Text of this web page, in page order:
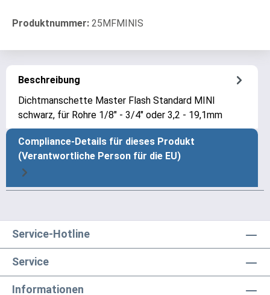
Produktnummer: 25MFMINIS
Beschreibung
Dichtmanschette Master Flash Standard MINI
schwarz, für Rohre 1/8" - 3/4" oder 3,2 - 19,1mm
Compliance-Details für dieses Produkt
(Verantwortliche Person für die EU)
Service-Hotline
Service
Informationen